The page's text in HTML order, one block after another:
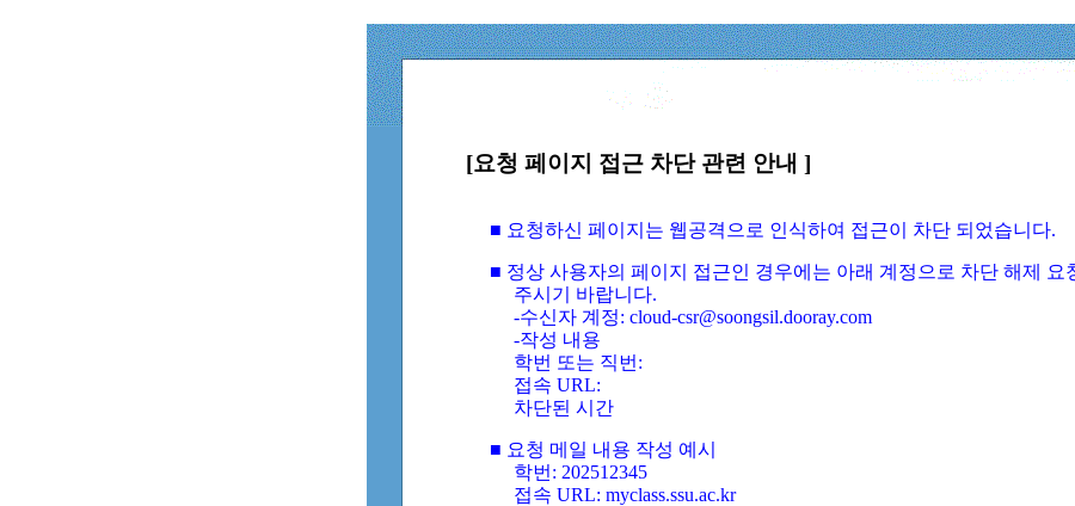
[요청 페이지 접근 차단 관련 안내 ]
■ 요청하신 페이지는 웹공격으로 인식하여 접근이 차단 되었습니다.
■ 정상 사용자의 페이지 접근인 경우에는 아래 계정으로 차단 해제 요
주시기 바랍니다.
-수신자 계정: cloud-csr@soongsil.dooray.com
-작성 내용
학번 또는 직번:
접속 URL:
차단된 시간
■ 요청 메일 내용 작성 예시
학번: 202512345
접속 URL: myclass.ssu.ac.kr